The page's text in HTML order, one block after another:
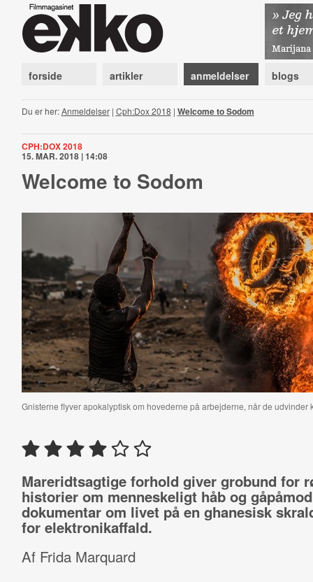
forside artikler anmeldelser blogs
Du er her:Anmeldelser| Cph:Dox 2018 | Welcome to Sodom
CPH:DOX 2018
15. MAR. 2018 | 14:08
Welcome to Sodom
Gnisterne flyver apokalyptisk om hovederne på arbejderne, når de udvinder
Mareridtsagtige forhold giver grobund for
historier om menneskeligt håb og
dokumentar om livet på en ghanesisk
for elektronikaffald.
Af Frida Marquard